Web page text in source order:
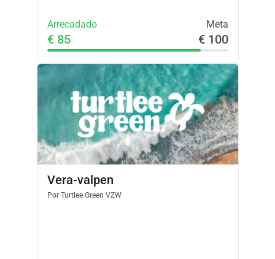
Arrecadado Meta
€ 85 € 100
Vera-valpen
PorTurtlee Green VZW